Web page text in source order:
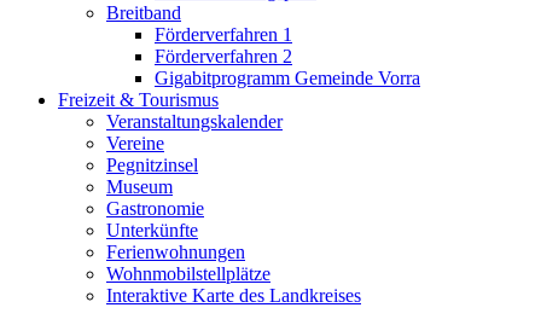
Breitband
Förderverfahren 1
Förderverfahren 2
Gigabitprogramm Gemeinde Vorra
Freizeit & Tourismus
Veranstaltungskalender
Vereine
Pegnitzinsel
Museum
Gastronomie
Unterkünfte
Ferienwohnungen
Wohnmobilstellplätze
Interaktive Karte des Landkreises